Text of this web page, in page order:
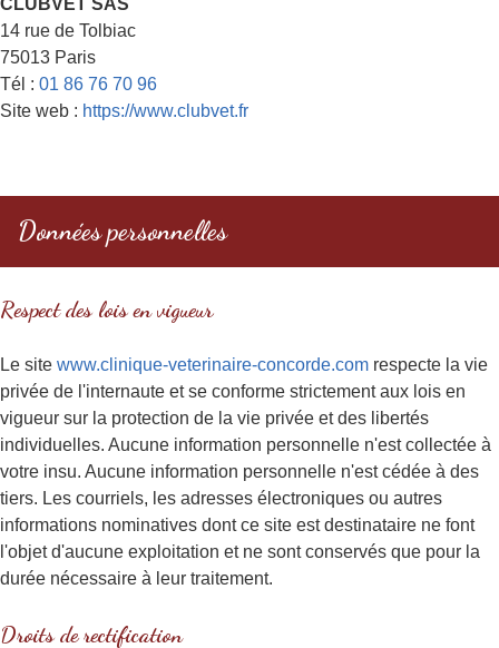
CLUBVET SAS
14 rue de Tolbiac
75013 Paris
Tél : 01 86 76 70 96
Site web : https://www.clubvet.fr
Données personnelles
Respect des lois en vigueur
Le site www.clinique-veterinaire-concorde.com respecte la vie
privée de l'internaute et se conforme strictement aux lois en
vigueur sur la protection de la vie privée et des libertés
individuelles. Aucune information personnelle n'est collectée à
votre insu. Aucune information personnelle n'est cédée à des
tiers. Les courriels, les adresses électroniques ou autres
informations nominatives dont ce site est destinataire ne font
l'objet d'aucune exploitation et ne sont conservés que pour la
durée nécessaire à leur traitement.
Droits de rectification